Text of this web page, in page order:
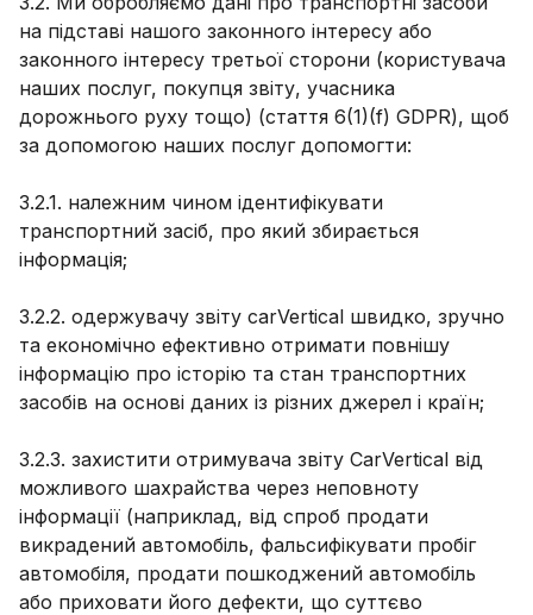
на підставі нашого законного інтересу або
законного інтересу третьої сторони (користувача
наших послуг, покупця звіту, учасника
дорожнього руху тощо) (стаття 6(1)(f) GDPR), щоб
за допомогою наших послуг допомогти:
3.2.1. належним чином ідентифікувати
транспортний засіб, про який збирається
інформація;
3.2.2. одержувачу звіту carVertical швидко, зручно
та економічно ефективно отримати повнішу
інформацію про історію та стан транспортних
засобів на основі даних із різних джерел і країн;
3.2.3. захистити отримувача звіту CarVertical від
можливого шахрайства через неповноту
інформації (наприклад, від спроб продати
викрадений автомобіль, фальсифікувати пробіг
автомобіля, продати пошкоджений автомобіль
або приховати його дефекти, що суттєво